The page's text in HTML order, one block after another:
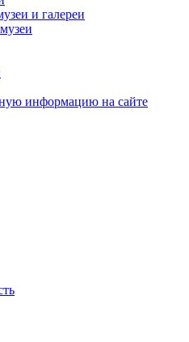
и галереи
информацию на сайте